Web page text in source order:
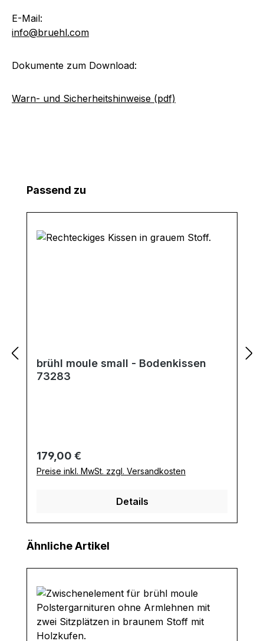
E-Mail:
info@bruehl.com
Dokumente zum Download:
Warn- und Sicherheitshinweise (pdf)
Produktgalerie überspringen
Passend zu
brühl moule small - Bodenkissen
73283
Regulärer Preis:
179,00 €
Preise inkl. MwSt. zzgl. Versandkosten
Details
Produktgalerie überspringen
Ähnliche Artikel